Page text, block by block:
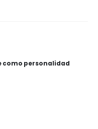
como personalidad